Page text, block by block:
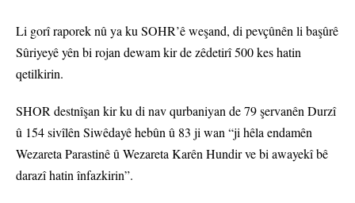
Li gorî raporek nû ya ku SOHR’ê weşand, di pevçûnên li başûrê
Sûriyeyê yên bi rojan dewam kir de zêdetirî 500 kes hatin
qetilkirin.
SHOR destnîşan kir ku di nav qurbaniyan de 79 şervanên Durzî
û 154 sivîlên Siwêdayê hebûn û 83 ji wan “ji hêla endamên
Wezareta Parastinê û Wezareta Karên Hundir ve bi awayekî bê
darazî hatin înfazkirin”.